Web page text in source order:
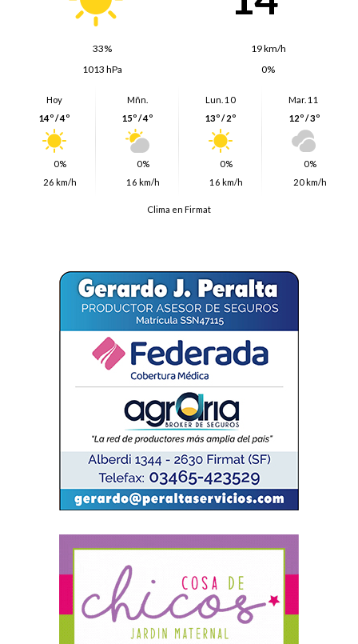
33%
19 km/h
1013 hPa
0%
Hoy
14º / 4º
0%
26 km/h
Mñn.
15º / 4º
0%
16 km/h
Lun. 10
13º / 2º
0%
16 km/h
Mar. 11
12º / 3º
0%
20 km/h
Clima en Firmat